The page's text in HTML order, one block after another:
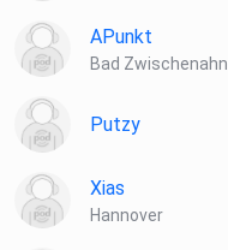
APunkt
Bad Zwischenahn
Putzy
Xias
Hannover